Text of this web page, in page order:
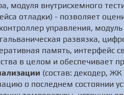
модуля внутрисхемного
отладки) - позволяет
управления,
развязка,
память, интерфейс
в целом и обеспечивает
(состав: декодер,
о последнем состоянии